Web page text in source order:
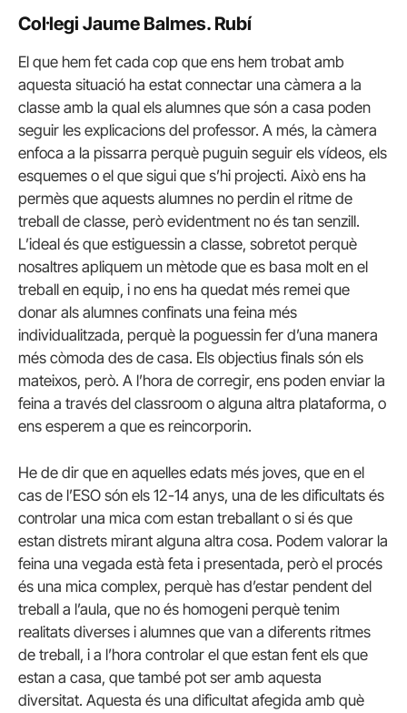
Col·legi Jaume Balmes. Rubí
El que hem fet cada cop que ens hem trobat amb
aquesta situació ha estat connectar una càmera a la
classe amb la qual els alumnes que són a casa poden
seguir les explicacions del professor. A més, la càmera
enfoca a la pissarra perquè puguin seguir els vídeos, els
esquemes o el que sigui que s’hi projecti. Això ens ha
permès que aquests alumnes no perdin el ritme de
treball de classe, però evidentment no és tan senzill.
L’ideal és que estiguessin a classe, sobretot perquè
nosaltres apliquem un mètode que es basa molt en el
treball en equip, i no ens ha quedat més remei que
donar als alumnes confinats una feina més
individualitzada, perquè la poguessin fer d’una manera
més còmoda des de casa. Els objectius finals són els
mateixos, però. A l’hora de corregir, ens poden enviar la
feina a través del classroom o alguna altra plataforma, o
ens esperem a que es reincorporin.
He de dir que en aquelles edats més joves, que en el
cas de l’ESO són els 12-14 anys, una de les dificultats és
controlar una mica com estan treballant o si és que
estan distrets mirant alguna altra cosa. Podem valorar la
feina una vegada està feta i presentada, però el procés
és una mica complex, perquè has d’estar pendent del
treball a l’aula, que no és homogeni perquè tenim
realitats diverses i alumnes que van a diferents ritmes
de treball, i a l’hora controlar el que estan fent els que
estan a casa, que també pot ser amb aquesta
diversitat. Aquesta és una dificultat afegida amb què